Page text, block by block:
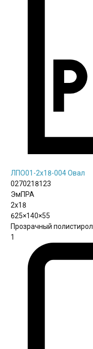
ЛПО01-2х18-004 Овал
0270218123
ЭмПРА
2х18
625×140×55
Прозрачный полистирол
1